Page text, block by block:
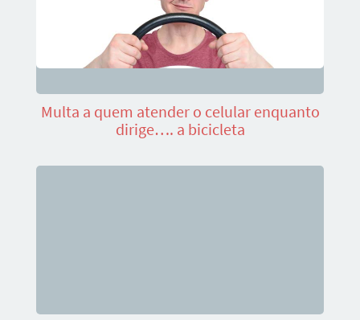
Multa a quem atender o celular enquanto
dirige…. a bicicleta